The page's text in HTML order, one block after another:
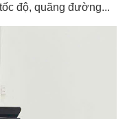
độ, quãng đường...